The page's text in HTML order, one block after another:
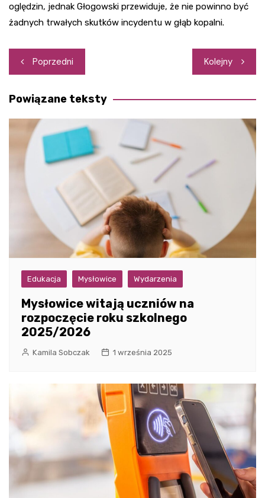
oględzin, jednak Głogowski przewiduje, że nie powinno być
żadnych trwałych skutków incydentu w głąb kopalni.
Nawigacja
wpisu
Poprzedni Kolejny
Powiązane teksty
Edukacja Mysłowice Wydarzenia
Mysłowice witają uczniów na
rozpoczęcie roku szkolnego
2025/2026
Kamila Sobczak 1 września 2025